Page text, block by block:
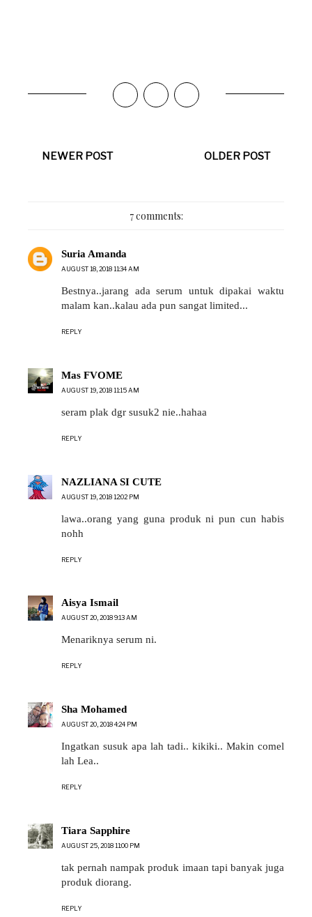
NEWER POST OLDER POST
7 comments:
Suria Amanda
AUGUST 18, 2018 11:34 AM
Bestnya..jarang ada serum untuk dipakai waktu
malam kan..kalau ada pun sangat limited...
REPLY
Mas FVOME
AUGUST 19, 2018 11:15 AM
seram plak dgr susuk2 nie..hahaa
REPLY
NAZLIANA SI CUTE
AUGUST 19, 2018 12:02 PM
lawa..orang yang guna produk ni pun cun habis
nohh
REPLY
Aisya Ismail
AUGUST 20, 2018 9:13 AM
Menariknya serum ni.
REPLY
Sha Mohamed
AUGUST 20, 2018 4:24 PM
Ingatkan susuk apa lah tadi.. kikiki.. Makin comel
lah Lea..
REPLY
Tiara Sapphire
AUGUST 25, 2018 11:00 PM
tak pernah nampak produk imaan tapi banyak juga
produk diorang.
REPLY